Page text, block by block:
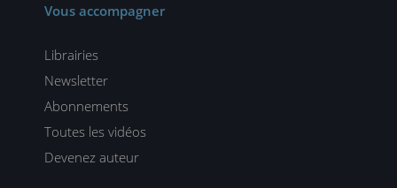
Vous accompagner
Librairies
Newsletter
Abonnements
Toutes les vidéos
Devenez auteur